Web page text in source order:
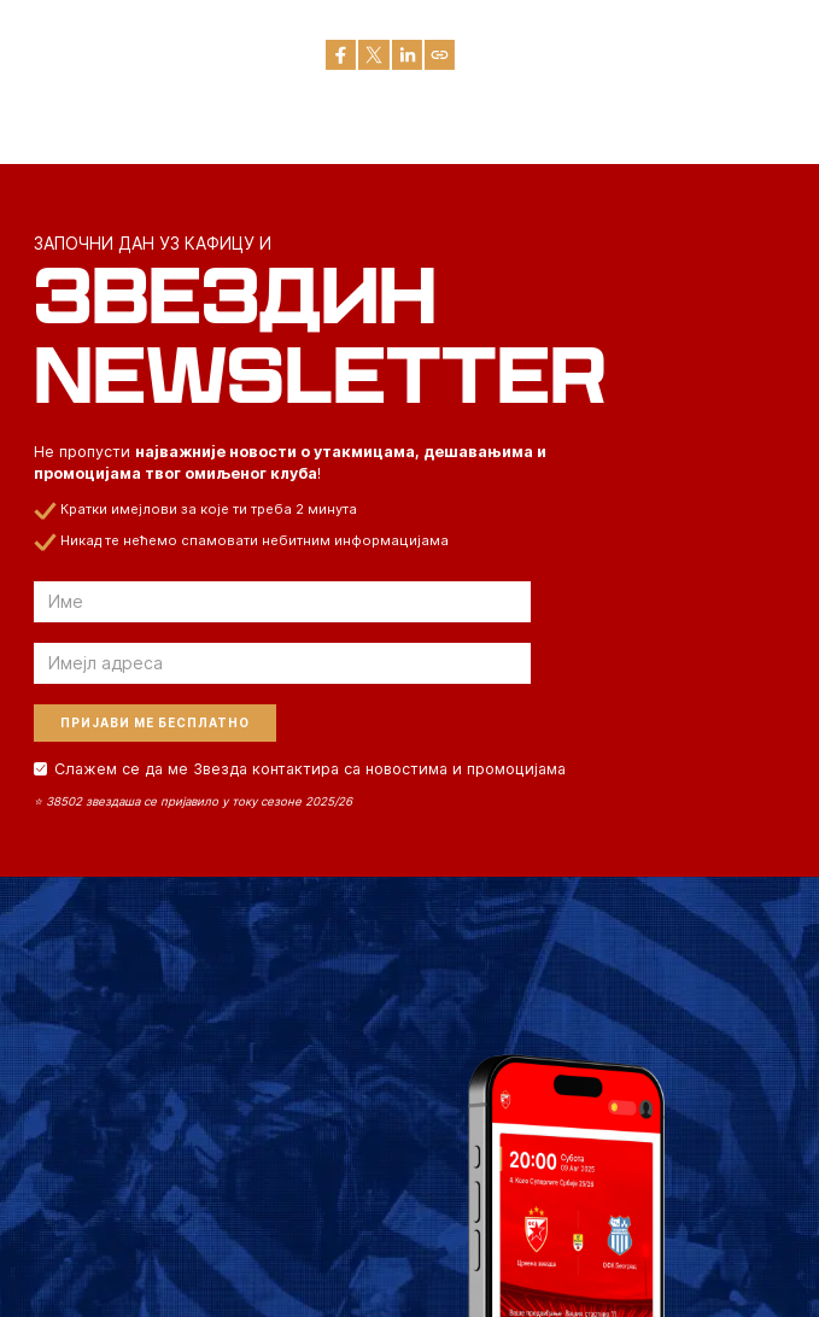
ЗАПОЧНИ ДАН УЗ КАФИЦУ И
ЗВЕЗДИН
NEWSLETTER
Не пропусти најважније новости о утакмицама, дешавањима и
промоцијама твог омиљеног клуба!
Кратки имејлови за које ти треба 2 минута
Никад те нећемо спамовати небитним информацијама
Email
Email
Слажем се да ме Звезда контактира са новостима и промоцијама
⭐ 38502 звездаша се пријавило у току сезоне 2025/26